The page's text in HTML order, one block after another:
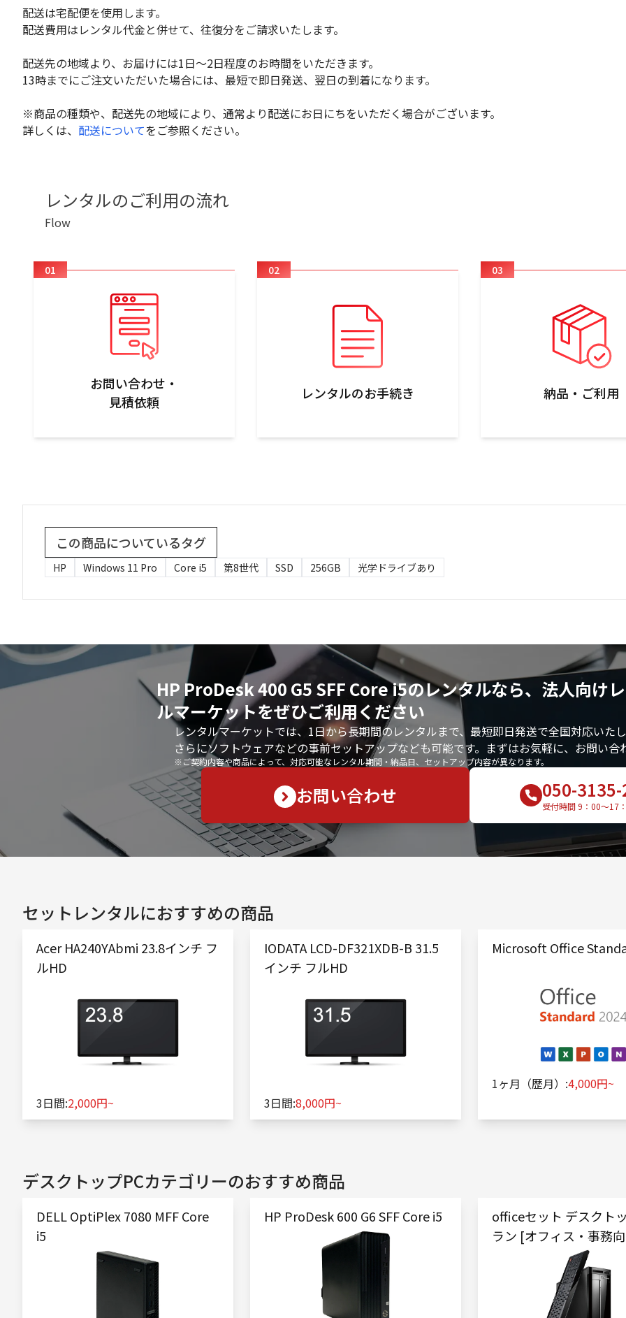
配送は宅配便を使用します。
配送費用はレンタル代金と併せて、往復分をご請求いたします。
配送先の地域より、お届けには1日～2日程度のお時間をいただきます。
13時までにご注文いただいた場合には、最短で即日発送、翌日の到着になります。
※商品の種類や、配送先の地域により、通常より配送にお日にちをいただく場合がございます。
詳しくは、 配送についてをご参照ください。
レンタルのご利用の流れ
Flow
01
お問い合わせ・
見積依頼
02
レンタルのお手続き
03
納品・ご利用
この商品についているタグ
HP Windows 11 Pro Core i5 第8世代 SSD 256GB 光学ドライブあり
HP ProDesk 400 G5 SFF Core i5のレンタルなら、法人向け
ルマーケットをぜひご利用ください
レンタルマーケットでは、1日から長期間のレンタルまで、最短即日発送で全国対応いた
さらにソフトウェアなどの事前セットアップなども可能です。まずはお気軽に、お問い
※ご契約内容や商品によって、対応可能なレンタル期間・納品日、セットアップ内容が異なります。
お問い合わせ 050-
受付時間 9：00〜17
セットレンタルにおすすめの商品
Acer HA240YAbmi 23.8インチ フ
ルHD
3日間:2,000円~
IODATA LCD-DF321XDB-B 31.5
インチ フルHD
3日間:8,000円~
Microsoft Office
1ヶ月（歴月）:4,000円~
デスクトップPCカテゴリーのおすすめ商品
DELL OptiPlex 7080 MFF Core
i5
HP ProDesk 600 G6 SFF Core i5
officeセット デスクト
ラン [オフィス・事務